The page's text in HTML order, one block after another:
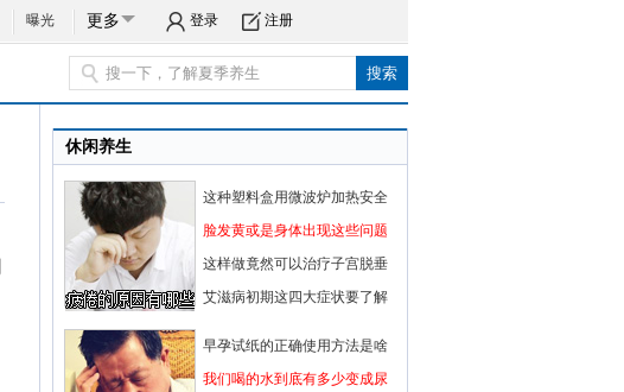
曝光 更多 登录 注册
休闲养生
这种塑料盒用微波炉加热安全
脸发黄或是身体出现这些问题
这样做竟然可以治疗子宫脱垂
艾滋病初期这四大症状要了解
早孕试纸的正确使用方法是啥
我们喝的水到底有多少变成尿